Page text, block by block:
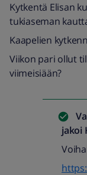
Kytkentä Elisan
tukiaseman
Kaapelien
Viikon pari ollut
viimeisiään?
jakoi